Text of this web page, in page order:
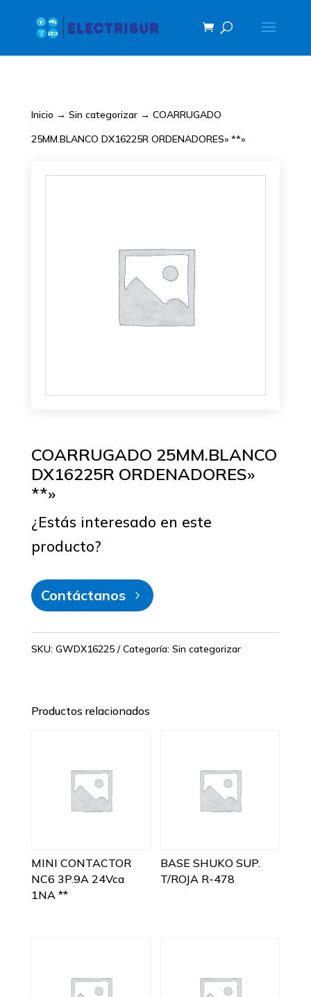
Inicio → Sin categorizar→ COARRUGADO
25MM.BLANCO DX16225R ORDENADORES» **»
COARRUGADO 25MM.BLANCO
DX16225R ORDENADORES»
**»
¿Estás interesado en este
producto?
Contáctanos
SKU: GWDX16225 Categoría: Sin categorizar
Productos relacionados
MINI CONTACTOR
NC6 3P.9A 24Vca
1NA **
BASE SHUKO SUP.
T/ROJA R-478